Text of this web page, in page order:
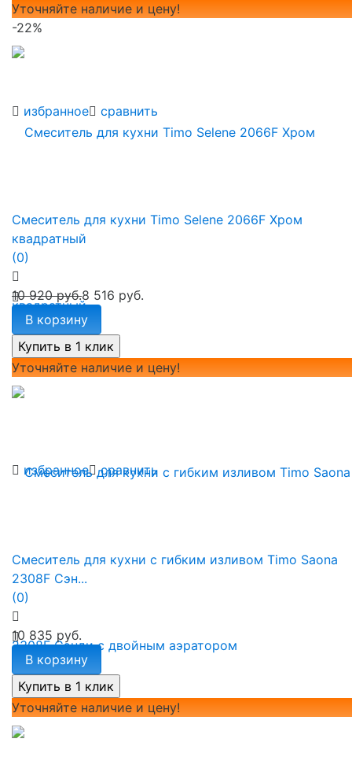
избранное сравнить
Уточняйте наличие и цену!
-22%
избранное сравнить
Смеситель для кухни Timo Selene 2066F Хром
квадратный
(0)
10 920 руб.8 516 руб.
В корзину
Уточняйте наличие и цену!
Смеситель для кухни с гибким изливом Timo Saona
2308F Сэн...
(0)
10 835 руб.
В корзину
Уточняйте наличие и цену!